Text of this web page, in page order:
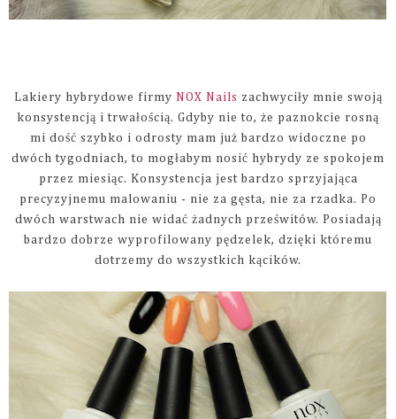
Lakiery hybrydowe firmy NOX Nails zachwyciły mnie swoją
konsystencją i trwałością. Gdyby nie to, że paznokcie rosną
mi dość szybko i odrosty mam już bardzo widoczne po
dwóch tygodniach, to mogłabym nosić hybrydy ze spokojem
przez miesiąc. Konsystencja jest bardzo sprzyjająca
precyzyjnemu malowaniu - nie za gęsta, nie za rzadka. Po
dwóch warstwach nie widać żadnych prześwitów. Posiadają
bardzo dobrze wyprofilowany pędzelek, dzięki któremu
dotrzemy do wszystkich kącików.